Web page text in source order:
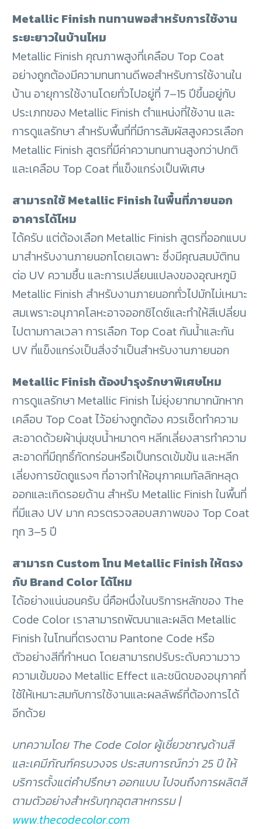
Metallic Finish ทนทานพอสำหรับการใช้งาน
ระยะยาวในบ้านไหม
Metallic Finish คุณภาพสูงที่เคลือบ Top Coat
อย่างถูกต้องมีความทนทานดีพอสำหรับการใช้งานใน
บ้าน อายุการใช้งานโดยทั่วไปอยู่ที่ 7–15 ปีขึ้นอยู่กับ
ประเภทของ Metallic Finish ตำแหน่งที่ใช้งาน และ
การดูแลรักษา สำหรับพื้นที่ที่มีการสัมผัสสูงควรเลือก
Metallic Finish สูตรที่มีค่าความทนทานสูงกว่าปกติ
และเคลือบ Top Coat ที่แข็งแกร่งเป็นพิเศษ
สามารถใช้ Metallic Finish ในพื้นที่ภายนอก
อาคารได้ไหม
ได้ครับ แต่ต้องเลือก Metallic Finish สูตรที่ออกแบบ
มาสำหรับงานภายนอกโดยเฉพาะ ซึ่งมีคุณสมบัติทน
ต่อ UV ความชื้น และการเปลี่ยนแปลงของอุณหภูมิ
Metallic Finish สำหรับงานภายนอกทั่วไปมักไม่เหมาะ
สมเพราะอนุภาคโลหะอาจออกซิไดซ์และทำให้สีเปลี่ยน
ไปตามกาลเวลา การเลือก Top Coat กันน้ำและกัน
UV ที่แข็งแกร่งเป็นสิ่งจำเป็นสำหรับงานภายนอก
Metallic Finish ต้องบำรุงรักษาพิเศษไหม
การดูแลรักษา Metallic Finish ไม่ยุ่งยากมากนักหาก
เคลือบ Top Coat ไว้อย่างถูกต้อง ควรเช็ดทำความ
สะอาดด้วยผ้านุ่มชุบน้ำหมาดๆ หลีกเลี่ยงสารทำความ
สะอาดที่มีฤทธิ์กัดกร่อนหรือเป็นกรดเข้มข้น และหลีก
เลี่ยงการขัดถูแรงๆ ที่อาจทำให้อนุภาคเมทัลลิกหลุด
ออกและเกิดรอยด้าน สำหรับ Metallic Finish ในพื้นที่
ที่มีแสง UV มาก ควรตรวจสอบสภาพของ Top Coat
ทุก 3–5 ปี
สามารถ Custom โทน Metallic Finish ให้ตรง
กับ Brand Color ได้ไหม
ได้อย่างแน่นอนครับ นี่คือหนึ่งในบริการหลักของ The
Code Color เราสามารถพัฒนาและผลิต Metallic
Finish ในโทนที่ตรงตาม Pantone Code หรือ
ตัวอย่างสีที่กำหนด โดยสามารถปรับระดับความวาว
ความเข้มของ Metallic Effect และชนิดของอนุภาคที่
ใช้ให้เหมาะสมกับการใช้งานและผลลัพธ์ที่ต้องการได้
อีกด้วย
บทความโดย The Code Color ผู้เชี่ยวชาญด้านสี
และเคมีภัณฑ์ครบวงจร ประสบการณ์กว่า 25 ปี ให้
บริการตั้งแต่คำปรึกษา ออกแบบ ไปจนถึงการผลิตสี
ตามตัวอย่างสำหรับทุกอุตสาหกรรม |
www.thecodecolor.com